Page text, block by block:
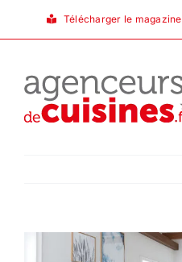
Télécharger le magazine